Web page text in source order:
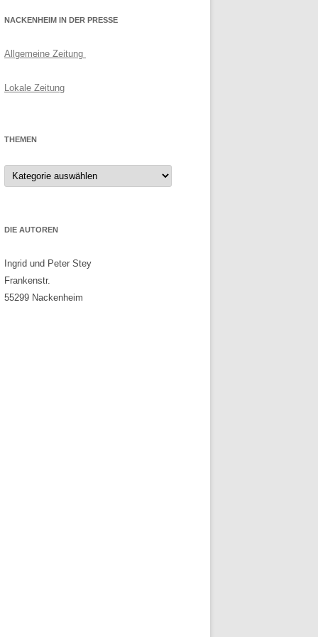
NACKENHEIM IN DER PRESSE
Allgemeine Zeitung
Lokale Zeitung
THEMEN
Themen
DIE AUTOREN
Ingrid und Peter Stey
Frankenstr.
55299 Nackenheim